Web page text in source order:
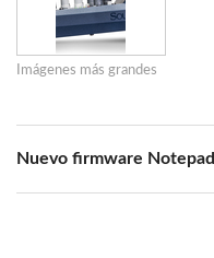
Imágenes más grandes
Nuevo firmware Notepad